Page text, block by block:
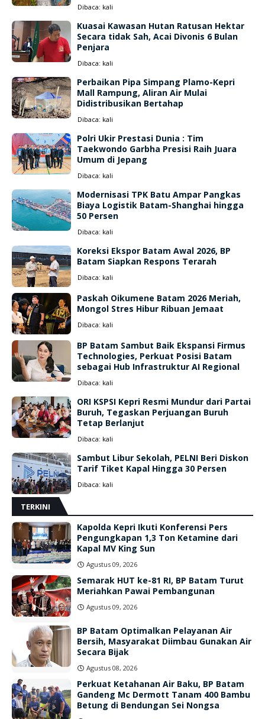
Dibaca: kali
Kuasai Kawasan Hutan Ratusan Hektar
Secara tidak Sah, Acai Divonis 6 Bulan
Penjara
Dibaca: kali
Perbaikan Pipa Simpang Plamo-Kepri
Mall Rampung, Aliran Air Mulai
Didistribusikan Bertahap
Dibaca: kali
Polri Ukir Prestasi Dunia : Tim
Taekwondo Garbha Presisi Raih Juara
Umum di Jepang
Dibaca: kali
Modernisasi TPK Batu Ampar Pangkas
Biaya Logistik Batam-Shanghai hingga
50 Persen
Dibaca: kali
Koreksi Ekspor Batam Awal 2026, BP
Batam Siapkan Respons Terarah
Dibaca: kali
Paskah Oikumene Batam 2026 Meriah,
Mongol Stres Hibur Ribuan Jemaat
Dibaca: kali
BP Batam Sambut Baik Ekspansi Firmus
Technologies, Perkuat Posisi Batam
sebagai Hub Infrastruktur AI Regional
Dibaca: kali
ORI KSPSI Kepri Resmi Mundur dari Partai
Buruh, Tegaskan Perjuangan Buruh
Tetap Berlanjut
Dibaca: kali
Sambut Libur Sekolah, PELNI Beri Diskon
Tarif Tiket Kapal Hingga 30 Persen
Dibaca: kali
TERKINI
Kapolda Kepri Ikuti Konferensi Pers
Pengungkapan 1,3 Ton Ketamine dari
Kapal MV King Sun
Agustus 09, 2026
Semarak HUT ke-81 RI, BP Batam Turut
Meriahkan Pawai Pembangunan
Agustus 09, 2026
BP Batam Optimalkan Pelayanan Air
Bersih, Masyarakat Diimbau Gunakan Air
Secara Bijak
Agustus 08, 2026
Perkuat Ketahanan Air Baku, BP Batam
Gandeng Mc Dermott Tanam 400 Bambu
Betung di Bendungan Sei Nongsa